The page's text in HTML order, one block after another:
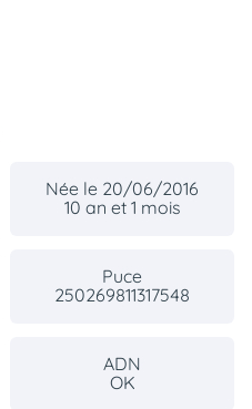
Née le 20/06/2016
10 an et 1 mois
Puce
250269811317548
ADN
OK